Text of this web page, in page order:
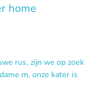
home
rus, zijn we op zoek
m, onze kater is